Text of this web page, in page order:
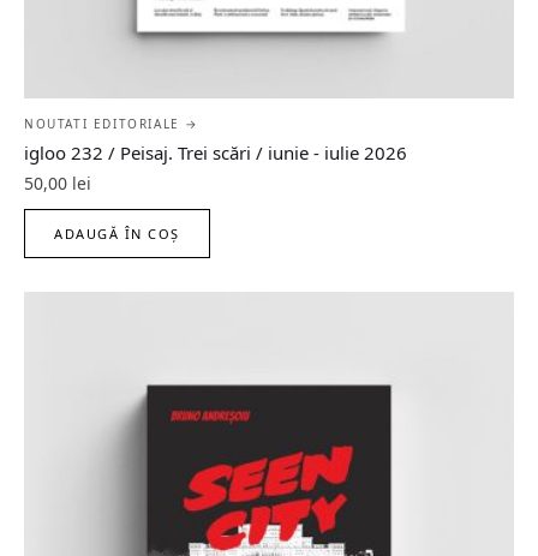
NOUTATI EDITORIALE →
igloo 232 / Peisaj. Trei scări / iunie - iulie 2026
50,00 lei
ADAUGĂ ÎN COȘ